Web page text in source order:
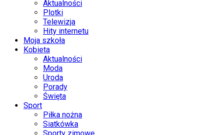
Aktualności
Plotki
Telewizja
Hity internetu
Moja szkoła
Kobieta
Aktualności
Moda
Uroda
Porady
Święta
Sport
Piłka nożna
Siatkówka